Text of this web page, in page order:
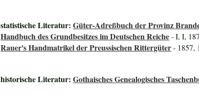
statistische Literatur:Güter-Adreßbuch der Provinz
Handbuch des Grundbesitzes im Deutschen Reiche- I, I,
Rauer's Handmatrikel der Preussischen Rittergüter- 1857,
historische Literatur:Gothaisches Genealogisches